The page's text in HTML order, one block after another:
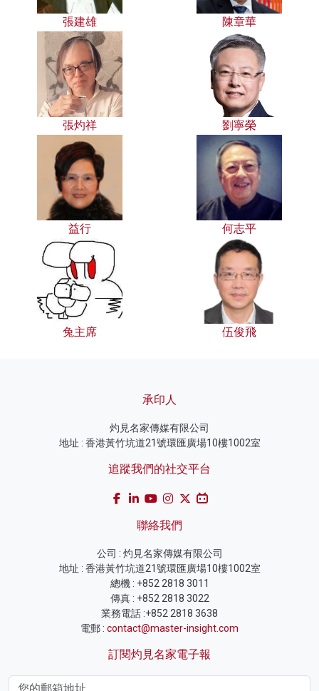
張建雄 陳章華
張灼祥 劉寧榮
益行 何志平
兔主席 伍俊飛
承印人
灼見名家傳媒有限公司
地址 : 香港黃竹坑道21號環匯廣場10樓1002室
追蹤我們的社交平台
聯絡我們
公司 : 灼見名家傳媒有限公司
地址 : 香港黃竹坑道21號環匯廣場10樓1002室
總機 : +852 2818 3011
傳真 : +852 2818 3022
業務電話 :+852 2818 3638
電郵 : contact@master-insight.com
訂閱灼見名家電子報